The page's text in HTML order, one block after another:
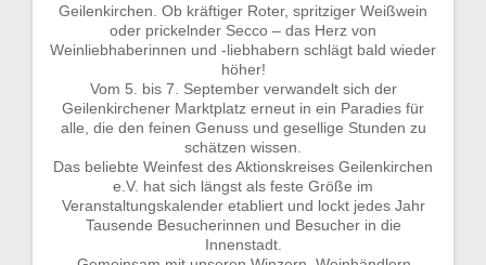
Geilenkirchen. Ob kräftiger Roter, spritziger Weißwein
oder prickelnder Secco – das Herz von
Weinliebhaberinnen und -liebhabern schlägt bald wieder
höher!
Vom 5. bis 7. September verwandelt sich der
Geilenkirchener Marktplatz erneut in ein Paradies für
alle, die den feinen Genuss und gesellige Stunden zu
schätzen wissen.
Das beliebte Weinfest des Aktionskreises Geilenkirchen
e.V. hat sich längst als feste Größe im
Veranstaltungskalender etabliert und lockt jedes Jahr
Tausende Besucherinnen und Besucher in die
Innenstadt.